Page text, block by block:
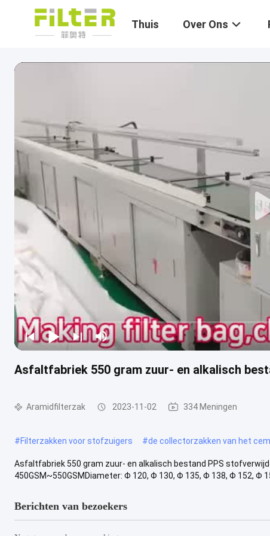
Thuis Over Ons
Asfaltfabriek 550 gram zuur- en alkalisch
Aramidfilterzak 2023-11-02 334 Meningen
#Filterzakken voor stofzuigers #de collectorzakken van het
Asfaltfabriek 550 gram zuur- en alkalisch bestand PPS
450GSM~550GSMDiameter: Φ 120, Φ 130, Φ 135, Φ 138, Φ 152, Φ
Berichten van bezoekers